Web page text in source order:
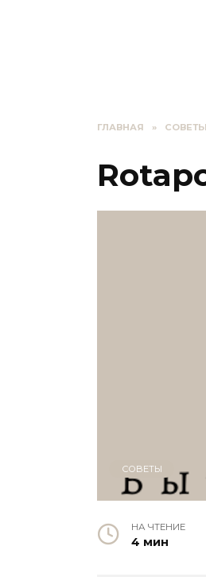
ГЛАВНАЯ » СОВЕТЫ
СОВЕТЫ
НА ЧТЕНИЕ
4 мин